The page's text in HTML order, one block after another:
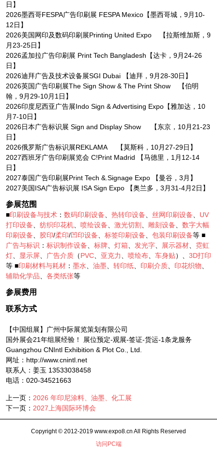
日】
2026墨西哥FESPA广告印刷展 FESPA Mexico【墨西哥城，9月10-
12日】
2026美国网印及数码印刷展Printing United Expo 【拉斯维加斯，9
月23-25日】
2026孟加拉广告印刷展 Print Tech Bangladesh【达卡，9月24-26
日】
2026迪拜广告及技术设备展SGI Dubai 【迪拜，9月28-30日】
2026英国广告印刷展The Sign Show & The Print Show 【伯明
翰，9月29-10月1日】
2026印度尼西亚广告展Indo Sign & Advertising Expo【雅加达，10
月7-10日】
2026日本广告标识展 Sign and Display Show 【东京，10月21-23
日】
2026俄罗斯广告标识展REKLAMA 【莫斯科，10月27-29日】
2027西班牙广告印刷展览会 C!Print Madrid 【马德里，1月12-14
日】
2027泰国广告印刷展Print Tech &.Signage Expo 【曼谷，3月】
2027美国ISA广告标识展 ISA Sign Expo 【奥兰多，3月31-4月2日】
参展范围
■印刷设备与技术 ： 数码印刷设备 热转印设备 丝网印刷设备
UV
打印设备
纺织印花机 喷绘设备 激光切割 雕刻设备
数字大幅
印刷设备
胶印/柔印/凹印设备 标签印刷设备 包装印刷设备等 ■
广告与标识 ： 标识制作设备 标牌 灯箱 发光字 展示器材
霓虹
灯
显示屏 广告介质 （PVC 亚克力 喷绘布 车身贴）、 3D打印
等 ■印刷材料与耗材 ： 墨水 油墨 转印纸 印刷介质 印花织物
辅助化学品
各类纸张等
参展费用
联系方式
【中国组展】广州中际展览策划有限公司
国外展会21年组展经验！ 展位预定-观展-签证-货运-1条龙服务
Guangzhou CNIntl Exhibition & Plot Co., Ltd.
网址：http://www.cnintl.net
联系人：姜玉 13533038458
电话：020-34521663
上一页： 2026 年印尼涂料、油墨、化工展
下一页： 2027上海国际环博会
Copyright © 2012-2019 www.expo8.cn All Rights Reserved
访问PC端